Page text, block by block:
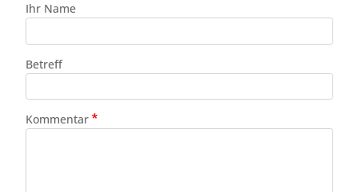
Ihr Name
Betreff
Kommentar